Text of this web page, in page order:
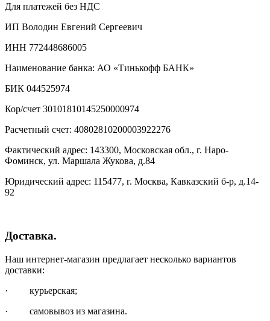
Для платежей без НДС
ИП Володин Евгений Сергеевич
ИНН 772448686005
Наименование банка: АО «Тинькофф БАНК»
БИК 044525974
Кор/счет 30101810145250000974
Расчетный счет: 40802810200003922276
Фактический адрес: 143300, Московская обл., г. Наро-
Фоминск, ул. Маршала Жукова, д.84
Юридический адрес: 115477, г. Москва, Кавказский б-р, д.14-
92
Доставка.
Наш интернет-магазин предлагает несколько вариантов
доставки:
· курьерская;
· самовывоз из магазина.